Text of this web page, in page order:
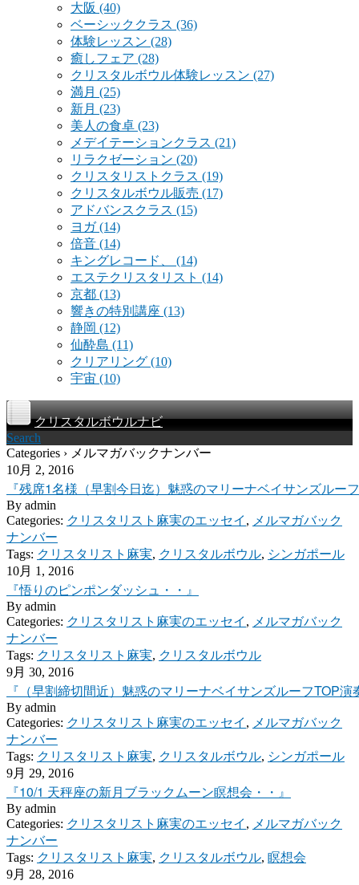
大阪 (40)
ベーシッククラス (36)
体験レッスン (28)
癒しフェア (28)
クリスタルボウル体験レッスン (27)
満月 (25)
新月 (23)
美人の食卓 (23)
メデイテーションクラス (21)
リラクゼーション (20)
クリスタリストクラス (19)
クリスタルボウル販売 (17)
アドバンスクラス (15)
ヨガ(14)
倍音 (14)
キングレコード、 (14)
エステクリスタリスト (14)
京都 (13)
響きの特別講座 (13)
静岡 (12)
仙酔島 (11)
クリアリング (10)
宇宙 (10)
クリスタルボウルナビ
Search
Categories › メルマガバックナンバー
10月 2, 2016
『残席1名様（早割今日迄）魅惑のマリーナベイサンズルー
By admin
Categories: クリスタリスト麻実のエッセイ , メルマガバック
ナンバー
Tags: クリスタリスト麻実, クリスタルボウル, シンガポール
10月 1, 2016
『悟りのピンポンダッシュ・・』
By admin
Categories: クリスタリスト麻実のエッセイ , メルマガバック
ナンバー
Tags: クリスタリスト麻実, クリスタルボウル
9月 30, 2016
『（早割締切間近）魅惑のマリーナベイサンズルーフTOP
By admin
Categories: クリスタリスト麻実のエッセイ , メルマガバック
ナンバー
Tags: クリスタリスト麻実, クリスタルボウル, シンガポール
9月 29, 2016
『10/1 天秤座の新月ブラックムーン瞑想会・・』
By admin
Categories: クリスタリスト麻実のエッセイ , メルマガバック
ナンバー
Tags: クリスタリスト麻実, クリスタルボウル, 瞑想会
9月 28, 2016